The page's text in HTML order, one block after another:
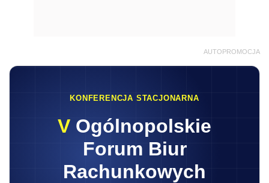
AUTOPROMOCJA
KONFERENCJA STACJONARNA
V Ogólnopolskie
Forum Biur
Rachunkowych